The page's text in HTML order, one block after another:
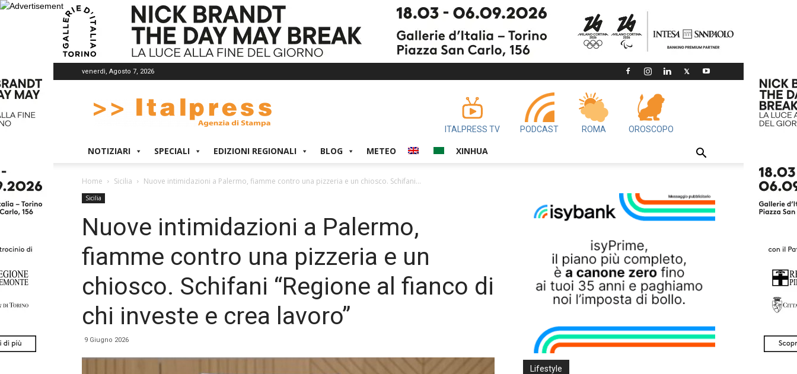
venerdì, Agosto 7, 2026
ITALPRESS TV PODCAST ROMA OROSCOPO
NOTIZIARI SPECIALI EDIZIONI REGIONALI BLOG METEO XINHUA
Home Sicilia Nuove intimidazioni a Palermo, fiamme contro una pizzeria e un chiosco. Schifani...
Sicilia
Nuove intimidazioni a Palermo,
fiamme contro una pizzeria e un
chiosco. Schifani “Regione al fianco di
chi investe e crea lavoro”
9 Giugno 2026
Lifestyle